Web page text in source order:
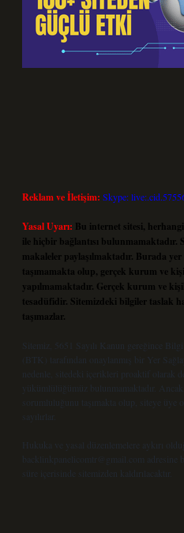
Reklam ve İletişim: Skype:
Yasal Uyarı: Bu internet sitesi,
ile hiçbir bağlantısı bulunmamaktadır.
makaleler paylaşılmaktadır. Burada
taşımamakta olup, gerçek kurum ve
yapılmamaktadır. Gerçek kurum ve
tesadüfidir. Sitemizdeki bilgiler taslak
taşımazlar.
Sitemiz, 5651 Sayılı Kanun gereğince
(BTK) tarafından onaylanmış bir Yer
nedenle, sitedeki içerikleri proaktif olarak
yükümlülüğümüz bulunmamaktadır.
sorumluluğunu taşımakta olup, siteye üye
sayılırlar.
Hukuka ve yasal düzenlemelere aykırı
backlinkpanelicomtr@gmail.com
süre içerisinde sitemizden kaldırılacaktır.